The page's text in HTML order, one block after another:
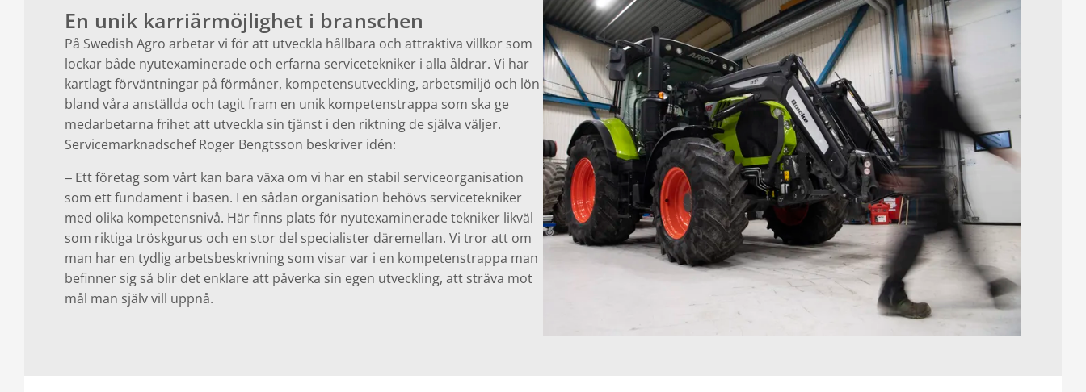
En unik karriärmöjlighet i branschen
På Swedish Agro arbetar vi för att utveckla hållbara och attraktiva villkor som
lockar både nyutexaminerade och erfarna servicetekniker i alla åldrar. Vi har
kartlagt förväntningar på förmåner, kompetensutveckling, arbetsmiljö och lön
bland våra anställda och tagit fram en unik kompetenstrappa som ska ge
medarbetarna frihet att utveckla sin tjänst i den riktning de själva väljer.
Servicemarknadschef Roger Bengtsson beskriver idén:
– Ett företag som vårt kan bara växa om vi har en stabil serviceorganisation
som ett fundament i basen. I en sådan organisation behövs servicetekniker
med olika kompetensnivå. Här finns plats för nyutexaminerade tekniker likväl
som riktiga tröskgurus och en stor del specialister däremellan. Vi tror att om
man har en tydlig arbetsbeskrivning som visar var i en kompetenstrappa man
befinner sig så blir det enklare att påverka sin egen utveckling, att sträva mot
mål man själv vill uppnå.